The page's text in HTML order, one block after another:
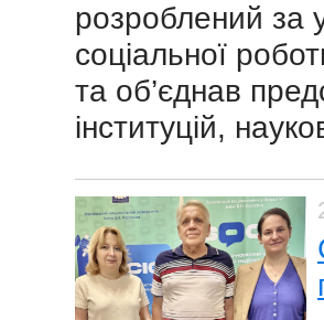
розроблений за
соціальної
та об’єднав
інституцій,